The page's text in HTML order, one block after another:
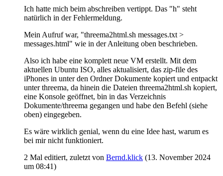
Ich hatte mich beim abschreiben vertippt. Das "h" steht
natürlich in der Fehlermeldung.
Mein Aufruf war, "threema2html.sh messages.txt >
messages.html" wie in der Anleitung oben beschrieben.
Also ich habe eine komplett neue VM erstellt. Mit dem
aktuellen Ubuntu ISO, alles aktualisiert, das zip-file des
iPhones in unter den Ordner Dokumente kopiert und entpackt
unter threema, da hinein die Dateien threema2html.sh kopiert,
eine Konsole geöffnet, bin in das Verzeichnis
Dokumente/threema gegangen und habe den Befehl (siehe
oben) eingegeben.
Es wäre wirklich genial, wenn du eine Idee hast, warum es
bei mir nicht funktioniert.
2 Mal editiert, zuletzt von Bernd.klick (13. November 2024
um 08:41)